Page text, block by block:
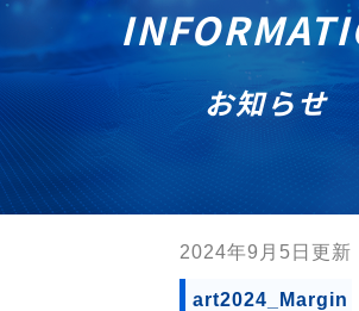
お知らせ
2024年9月5日更新
art2024_Margin